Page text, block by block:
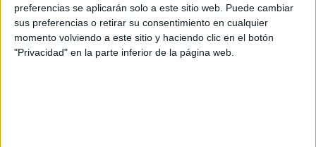
preferencias se aplicarán solo a este sitio web. Puede cambiar
sus preferencias o retirar su consentimiento en cualquier
momento volviendo a este sitio y haciendo clic en el botón
"Privacidad" en la parte inferior de la página web.
Producto
Web pensada para poder ofrecer diferentes
productos propios y ajenos para que los